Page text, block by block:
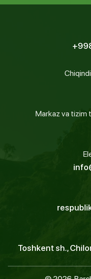
Markaz va tizim
Toshkent sh.,